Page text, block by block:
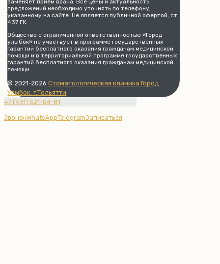
заменяет прием врача. Все цены и актуальность
предложений необходимо уточнять по телефону,
указанному на сайте. Не является публичной офертой, ст.
437 ГК.
Общество с ограниченной ответственностью «Город
улыбок» не участвует в программе государственных
гарантий бесплатного оказания гражданам медицинской
помощи и в территориальной программе государственных
гарантий бесплатного оказания гражданам медицинской
помощи.
© 2021-2026Стоматологическая клиника Город
Улыбок, г.Тольятти
+7 (931) 521-04-81
ЗвонокWhatsAppTelegramЗаписаться